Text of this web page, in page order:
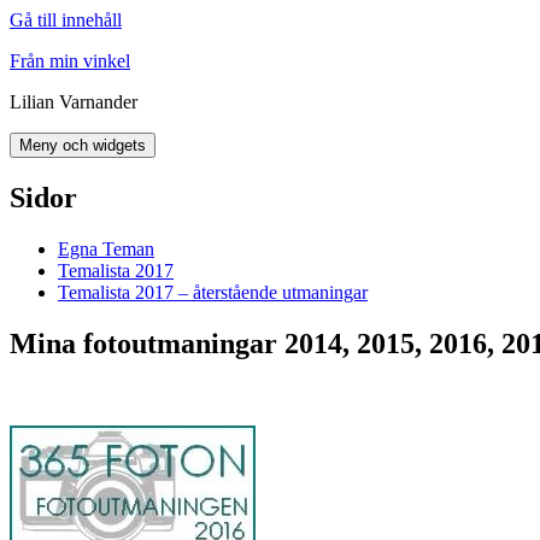
Gå till innehåll
Från min vinkel
Lilian Varnander
Meny och widgets
Sidor
Egna Teman
Temalista 2017
Temalista 2017 – återstående utmaningar
Mina fotoutmaningar 2014, 2015, 2016,